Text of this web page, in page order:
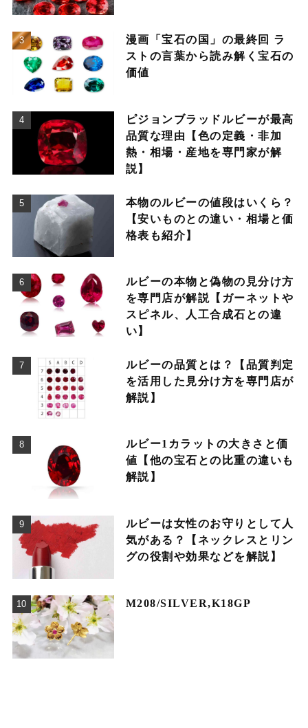
漫画「宝石の国」の最終回 ラ
ストの言葉から読み解く宝石の
価値
ピジョンブラッドルビーが最高
品質な理由【色の定義・非加
熱・相場・産地を専門家が解
説】
本物のルビーの値段はいくら？
【安いものとの違い・相場と価
格表も紹介】
ルビーの本物と偽物の見分け方
を専門店が解説【ガーネットや
スピネル、人工合成石との違
い】
ルビーの品質とは？【品質判定
を活用した見分け方を専門店が
解説】
ルビー1カラットの大きさと価
値【他の宝石との比重の違いも
解説】
ルビーは女性のお守りとして人
気がある？【ネックレスとリン
グの役割や効果などを解説】
M208/SILVER,K18GP